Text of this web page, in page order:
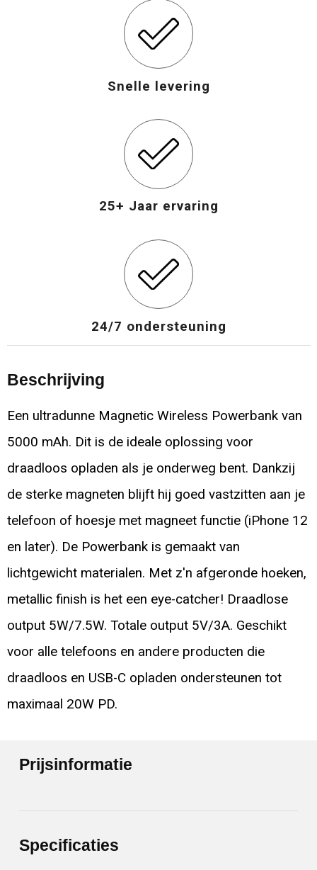
Snelle levering
25+ Jaar ervaring
24/7 ondersteuning
Beschrijving
Een ultradunne Magnetic Wireless Powerbank van
5000 mAh. Dit is de ideale oplossing voor
draadloos opladen als je onderweg bent. Dankzij
de sterke magneten blijft hij goed vastzitten aan je
telefoon of hoesje met magneet functie (iPhone 12
en later). De Powerbank is gemaakt van
lichtgewicht materialen. Met z'n afgeronde hoeken,
metallic finish is het een eye-catcher! Draadlose
output 5W/7.5W. Totale output 5V/3A. Geschikt
voor alle telefoons en andere producten die
draadloos en USB-C opladen ondersteunen tot
maximaal 20W PD.
Prijsinformatie
Specificaties